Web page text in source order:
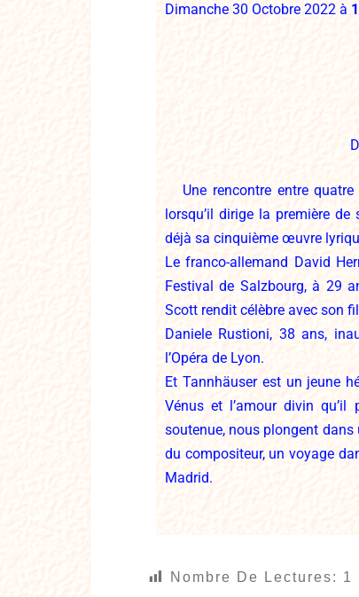
Dimanche 30 Octobre 2022 à
Une rencontre entre
lorsqu’il dirige la première de
déjà sa cinquième œuvre
Le franco-allemand David
Festival de Salzbourg, à 29
Scott rendit célèbre avec son
Daniele Rustioni, 38 ans,
l’Opéra de Lyon.
Et Tannhäuser est un jeune
Vénus et l’amour divin
soutenue, nous plongent
du compositeur, un voyage
Madrid.
Nombre De Lectures: 1